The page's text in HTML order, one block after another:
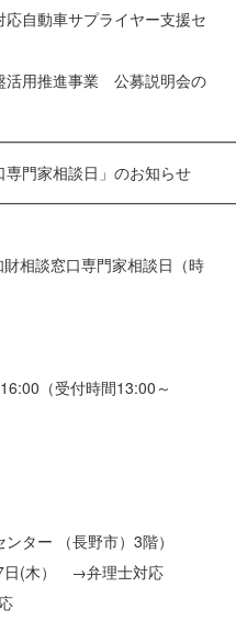
応自動車サプライヤー支援セ
活用推進事業 公募説明会の
専門家相談日」のお知らせ
相談窓口専門家相談日（時
（受付時間13:00～
ター （長野市）3階）
(木） →弁理士対応